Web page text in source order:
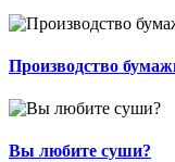
Производство
Вы любите суши?